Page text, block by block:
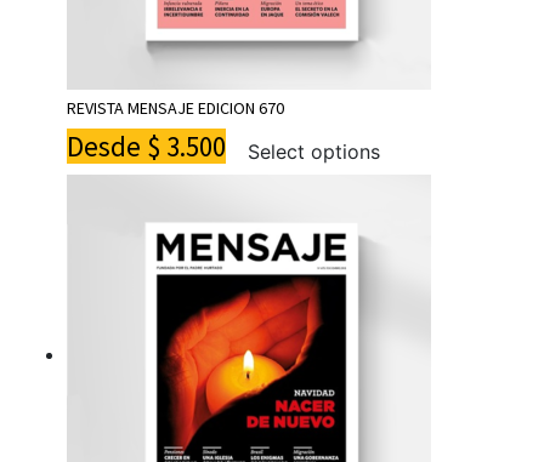
REVISTA MENSAJE EDICION 670
Desde $ 3.500 Select options